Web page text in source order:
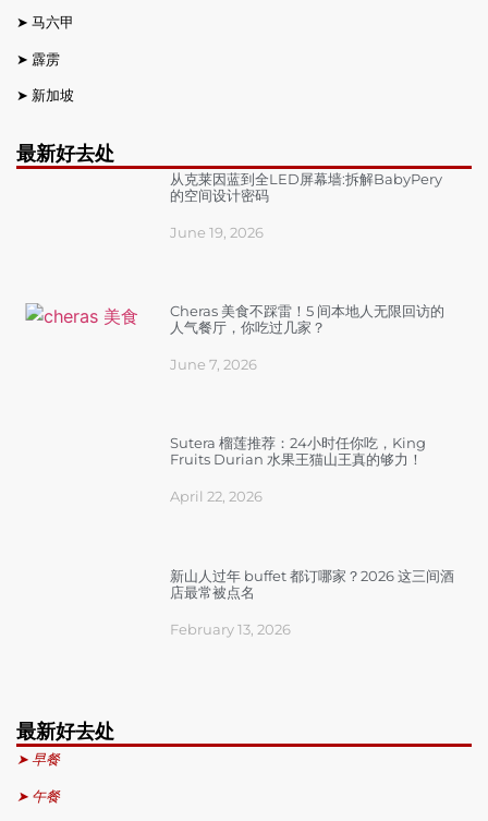
➤ 马六甲
➤ 霹雳
➤ 新加坡
最新好去处
从克莱因蓝到全LED屏幕墙:拆解BabyPery
的空间设计密码
June 19, 2026
Cheras 美食不踩雷！5 间本地人无限回访的
人气餐厅，你吃过几家？
June 7, 2026
Sutera 榴莲推荐：24小时任你吃，King
Fruits Durian 水果王猫山王真的够力！
April 22, 2026
新山人过年 buffet 都订哪家？2026 这三间酒
店最常被点名
February 13, 2026
最新好去处
➤ 早餐
➤ 午餐